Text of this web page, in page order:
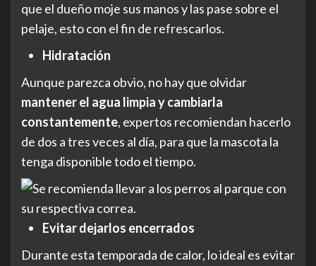
que el dueño moje sus manos y las pase sobre el
pelaje, esto con el fin de refrescarlos.
Hidratación
Aunque parezca obvio, no hay que olvidar
mantener el agua limpia y cambiarla
constantemente, expertos recomiendan hacerlo
de dos a tres veces al día, para que la mascota la
tenga disponible todo el tiempo.
Evitar dejarlos encerrados
Durante esta temporada de calor, lo ideal es evitar